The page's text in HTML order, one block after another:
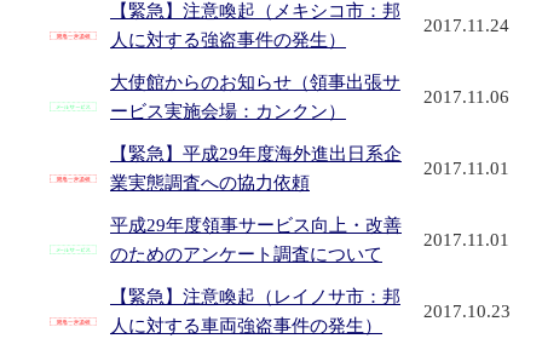
【緊急】注意喚起（メキシコ市：邦
人に対する強盗事件の発生）
2017.11.24
大使館からのお知らせ（領事出張サ
ービス実施会場：カンクン）
2017.11.06
【緊急】平成29年度海外進出日系企
業実態調査への協力依頼
2017.11.01
平成29年度領事サービス向上・改善
のためのアンケート調査について
2017.11.01
【緊急】注意喚起（レイノサ市：邦
人に対する車両強盗事件の発生）
2017.10.23